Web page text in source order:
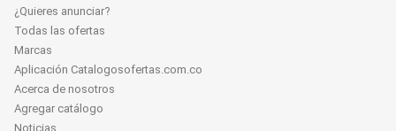
¿Quieres anunciar?
Todas las ofertas
Marcas
Aplicación Catalogosofertas.com.co
Acerca de nosotros
Agregar catálogo
Noticias